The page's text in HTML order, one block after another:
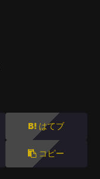
はてブ
コピー